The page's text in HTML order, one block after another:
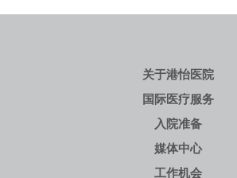
关于港怡医院
国际医疗服务
入院准备
媒体中心
工作机会